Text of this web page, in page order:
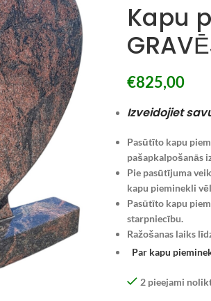
Kapu
€825,00
Izveidojiet
Pasūtīto kapu
pašapkalpošanās
Pie pasūtījuma
kapu pieminekli
Pasūtīto kapu
starpniecību.
Ražošanas laiks
Par kapu
2 pieejami